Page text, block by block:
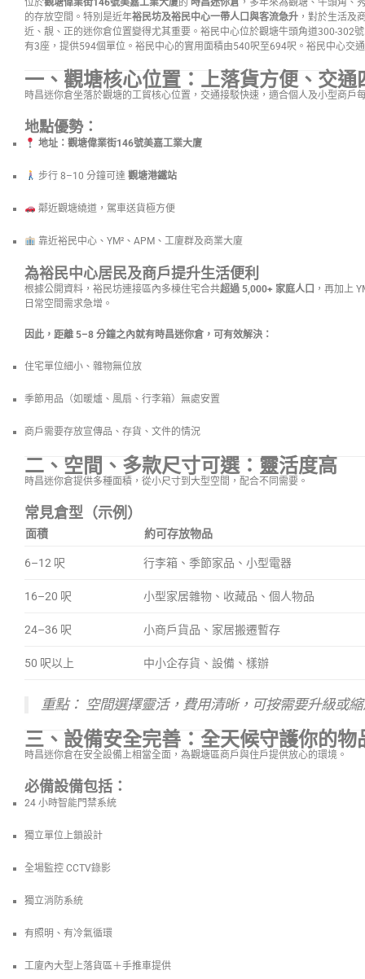
位於觀塘偉業街146號美嘉工業大廈的 時昌迷你倉 ，多年來為觀塘、牛頭角、
的存放空間。特別是近年裕民坊及裕民中心一帶人口與客流急升 ，對於生活及
近、靚、正的迷你倉位置變得尤其重要。裕民中心位於觀塘牛頭角道300-302
有3座，提供594個單位。裕民中心的實用面積由540呎至694呎。裕民中心交
一、觀塘核心位置：上落貨方便、交通
時昌迷你倉坐落於觀塘的工貿核心位置，交通接駁快速，適合個人及小型商戶
地點優勢：
地址：觀塘偉業街146號美嘉工業大廈
步行 8–10 分鐘可達 觀塘港鐵站
鄰近觀塘繞道，駕車送貨極方便
靠近裕民中心、YM²、APM、工廈群及商業大廈
為裕民中心居民及商戶提升生活便利
根據公開資料，裕民坊連接區內多棟住宅合共超過 5,000+ 家庭人口 ，再加上
日常空間需求急增。
因此，距離 5–8 分鐘之內就有時昌迷你倉，可有效解決：
住宅單位細小、雜物無位放
季節用品（如暖爐、風扇、行李箱）無處安置
商戶需要存放宣傳品、存貨、文件的情況
二、空間、多款尺寸可選：靈活度高
時昌迷你倉提供多種面積，從小尺寸到大型空間，配合不同需要。
常見倉型（示例）
面積 約可存放物品
6–12 呎 行李箱、季節家品、小型電器
16–20 呎 小型家居雜物、收藏品、個人物品
24–36 呎 小商戶貨品、家居搬遷暫存
50 呎以上 中小企存貨、設備、樣辦
重點： 空間選擇靈活，費用清晰，可按需要升級或
三、設備安全完善：全天候守護你的物
時昌迷你倉在安全設備上相當全面，為觀塘區商戶與住戶提供放心的環境。
必備設備包括：
24 小時智能門禁系統
獨立單位上鎖設計
全場監控 CCTV錄影
獨立消防系統
有照明、有冷氣循環
工廈內大型上落貨區＋手推車提供